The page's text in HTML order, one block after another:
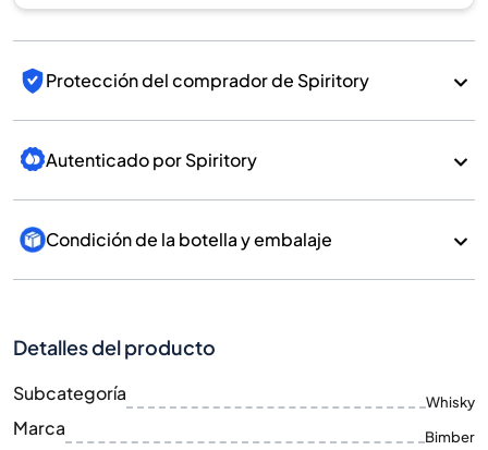
Protección del comprador de Spiritory
Autenticado por Spiritory
Condición de la botella y embalaje
Detalles del producto
Subcategoría Whisky
Marca Bimber